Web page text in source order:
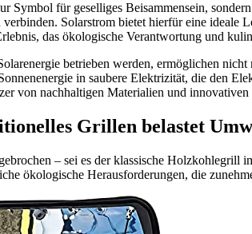
Symbol für geselliges Beisammensein,
Solarstrom bietet hierfür eine
das ökologische Verantwortung und
betrieben werden, ermöglichen
in saubere Elektrizität, die den
von nachhaltigen Materialien und
Grillen belastet
– sei es der klassische Holzkohlegrill
ökologische Herausforderungen, die